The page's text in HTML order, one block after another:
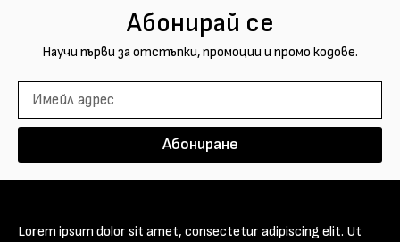
Абонирай се
Научи първи за отстъпки, промоции и промо кодове.
Абониране
Lorem ipsum dolor sit amet, consectetur adipiscing elit. Ut